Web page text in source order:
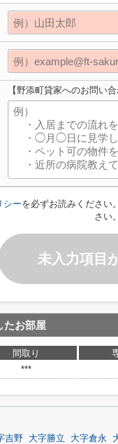
【野添町貸家へのお問い合
シーを必ずお読みください
さい。
未入力項目
たお部屋
間取り
***
吉野 大字勝立 大字倉永